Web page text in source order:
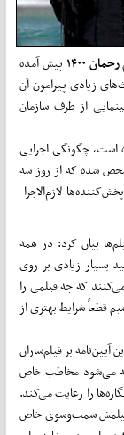
رحمان ۱۴۰۰
پیش آمده
زیادی پیرامون آن
از طرف سازمان
است، چگونگی اجرایی
شده که از روز سه
لازم‌الاجرا
بیان کرد: در همه
بسیار زیادی بر روی
که چه فیلمی را
شرایط بهتری از
آیین‌نامه بر فیلم‌سازان
می‌شود مخاطب خاص
را رعایت می‌کند.
فیلمش سمت‌و‌سوی خاص